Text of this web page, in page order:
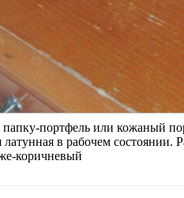
портфель или кожаный
в рабочем состоянии.
коричневый